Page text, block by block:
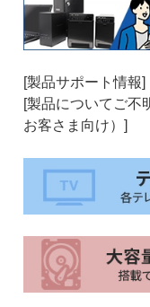
[製品サポート情報]
[製品についてご不
お客さま向け）]